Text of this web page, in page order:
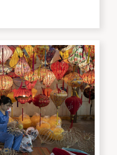
dẫn đầu không chỉ
đô thị di sản, mà
bảo tồn gắn liền
sáng tạo và bền